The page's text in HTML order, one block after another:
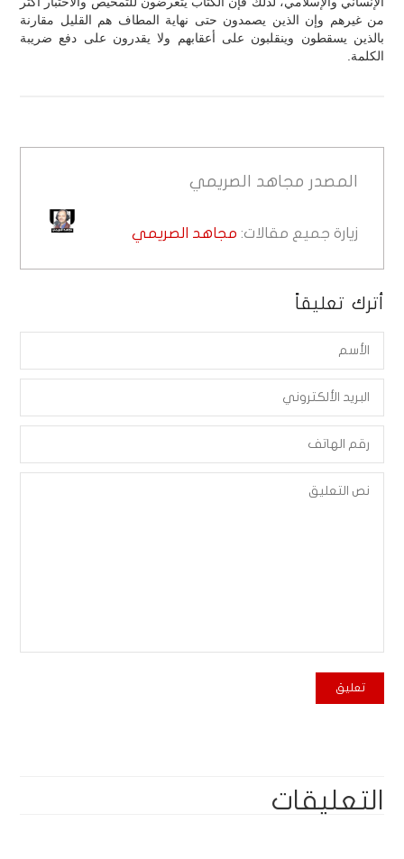
من غيرهم وإن الذين يصمدون حتى نهاية المطاف هم القليل مقارنة
بالذين يسقطون وينقلبون على أعقابهم ولا يقدرون على دفع ضريبة
الكلمة.
المصدر مجاهد الصريمي
زيارة جميع مقالات: مجاهد الصريمي
أترك تعليقاً
التعليقات